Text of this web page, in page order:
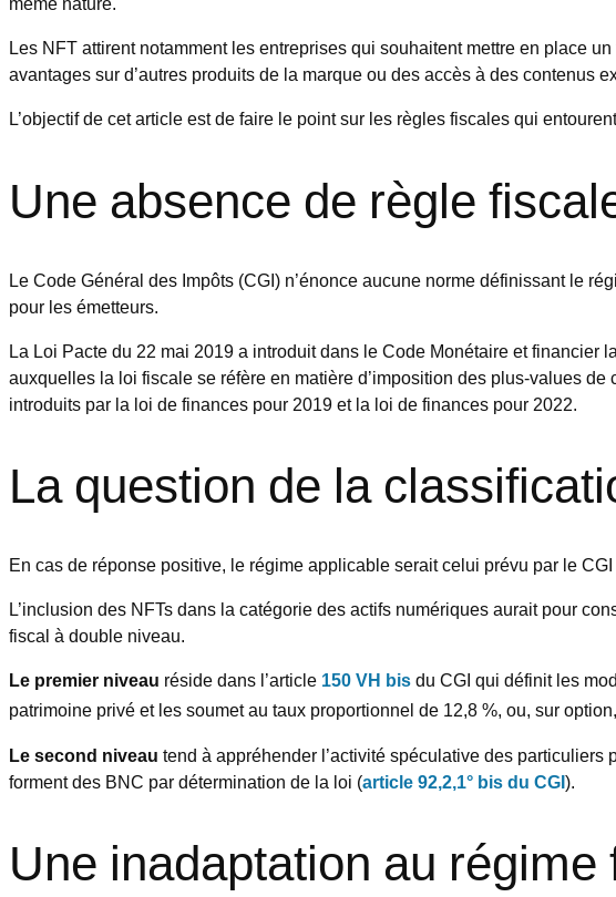
Les NFT attirent notamment les entreprises qui souhaitent mettre en place
avantages sur d’autres produits de la marque ou des accès à des contenus
L’objectif de cet article est de faire le point sur les règles fiscales qui
Une absence de règle
Le Code Général des Impôts (CGI) n’énonce aucune norme définissant le
pour les émetteurs.
La Loi Pacte du 22 mai 2019 a introduit dans le Code Monétaire et financier
auxquelles la loi fiscale se réfère en matière d’imposition des plus-values
introduits par la loi de finances pour 2019 et la loi de finances pour 2022.
La question de la
En cas de réponse positive, le régime applicable serait celui prévu par le
L’inclusion des NFTs dans la catégorie des actifs numériques aurait pour
fiscal à double niveau.
Le premier niveau réside dans l’article 150 VH bisdu CGI qui définit les
patrimoine privé et les soumet au taux proportionnel de 12,8 %, ou, sur
Le second niveau tend à appréhender l’activité spéculative des
forment des BNC par détermination de la loi (article 92,2,1° bis du CGI).
Une inadaptation au